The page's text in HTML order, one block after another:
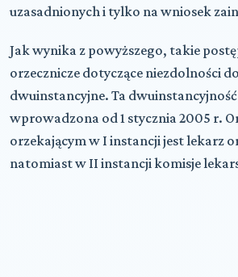
uzasadnionych i tylko na wniosek
Jak wynika z powyższego, takie
orzecznicze dotyczące niezdolności
dwuinstancyjne. Ta dwuinstancyjność
wprowadzona od 1 stycznia 2005 r.
orzekającym w I instancji jest lekarz
natomiast w II instancji komisje